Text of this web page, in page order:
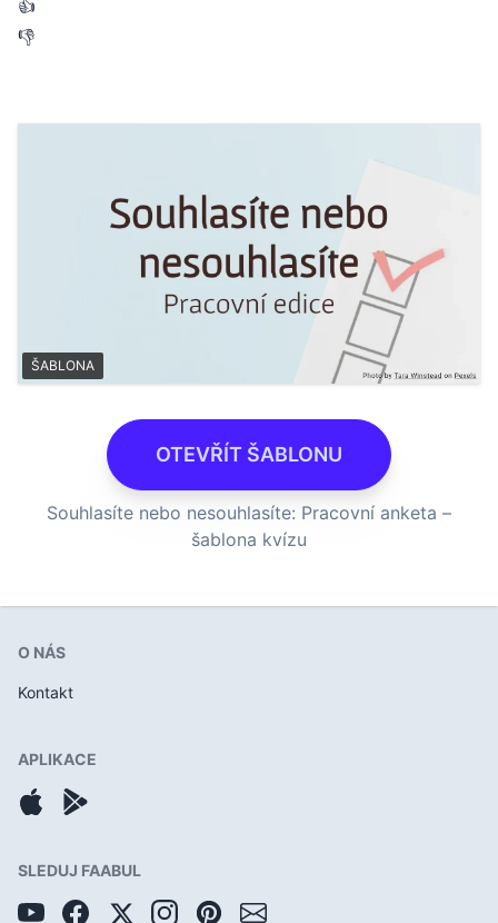
👍
👎
ŠABLONA
OTEVŘÍT ŠABLONU
Souhlasíte nebo nesouhlasíte: Pracovní anketa –
šablona kvízu
O NÁS
Kontakt
APLIKACE
SLEDUJ FAABUL